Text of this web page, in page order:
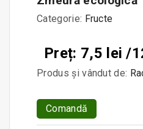
Categorie: Fructe
Preț: 7,5 lei /
Produs și vândut de:
Comandă